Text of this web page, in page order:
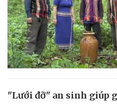
"Lưới đỡ" an sinh giúp